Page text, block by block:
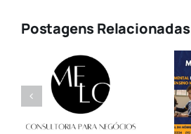
Postagens Relacionadas
IEMANO